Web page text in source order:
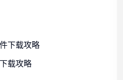
载攻略